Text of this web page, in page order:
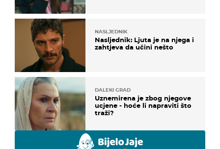
NASLJEDNIK
Nasljednik: Ljuta je na njega i
zahtjeva da učini nešto
DALEKI GRAD
Uznemirena je zbog njegove
ucjene - hoće li napraviti što
traži?